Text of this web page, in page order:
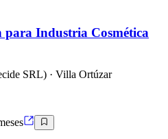
para Industria Cosmética
SRL) · Villa Ortúzar